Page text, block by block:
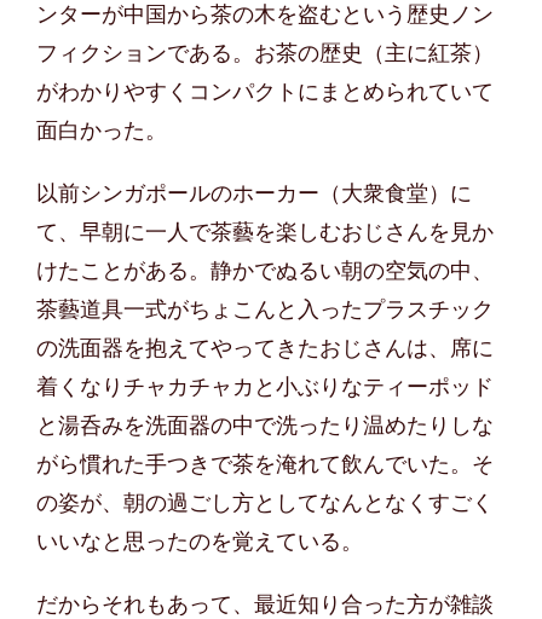
ンターが中国から茶の木を盗むという歴史ノン
フィクションである。お茶の歴史（主に紅茶）
がわかりやすくコンパクトにまとめられていて
面白かった。
以前シンガポールのホーカー（大衆食堂）に
て、早朝に一人で茶藝を楽しむおじさんを見か
けたことがある。静かでぬるい朝の空気の中、
茶藝道具一式がちょこんと入ったプラスチック
の洗面器を抱えてやってきたおじさんは、席に
着くなりチャカチャカと小ぶりなティーポッド
と湯呑みを洗面器の中で洗ったり温めたりしな
がら慣れた手つきで茶を淹れて飲んでいた。そ
の姿が、朝の過ごし方としてなんとなくすごく
いいなと思ったのを覚えている。
だからそれもあって、最近知り合った方が雑談